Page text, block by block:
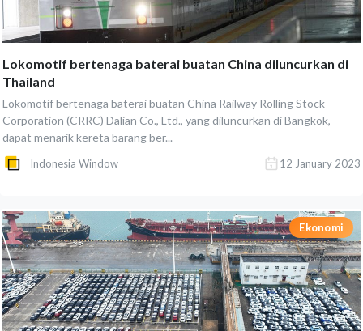
Lokomotif bertenaga baterai buatan China diluncurkan di
Thailand
Lokomotif bertenaga baterai buatan China Railway Rolling Stock
Corporation (CRRC) Dalian Co., Ltd., yang diluncurkan di Bangkok,
dapat menarik kereta barang ber...
Indonesia Window 12 January 2023
Ekonomi